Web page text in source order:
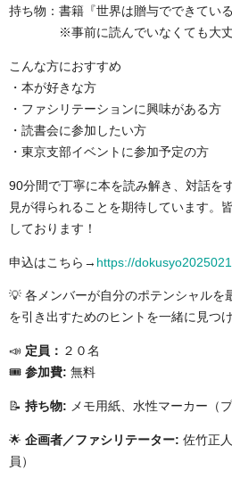
持ち物：書籍『世界は贈与でできている
※事前に読んでいなくても大丈
こんな方におすすめ
・本が好きな方
・ファシリテーションに興味がある方
・読書会に参加したい方
・東京支部イベントに参加予定の方
90分間で丁寧に本を読み解き、対話を
見が得られることを期待しています。
しております！
申込はこちら→ https://
💡 各メンバーが自分のポテンシャルを
を引き出すためのヒントを一緒に見つ
📣 定員： ２０名
🎟️ 参加費: 無料
📝 持ち物: メモ用紙、水性マーカー（
🌟 企画者／ファシリテーター: 佐竹正
員）